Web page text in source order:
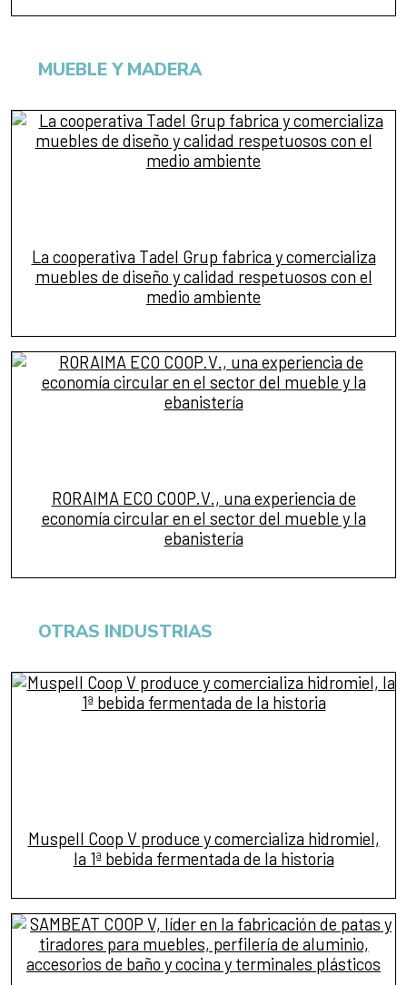
MUEBLE Y MADERA
La cooperativa Tadel Grup fabrica y comercializa
muebles de diseño y calidad respetuosos con el
medio ambiente
RORAIMA ECO COOP.V., una experiencia de
economía circular en el sector del mueble y la
ebanistería
OTRAS INDUSTRIAS
Muspell Coop V produce y comercializa hidromiel,
la 1ª bebida fermentada de la historia